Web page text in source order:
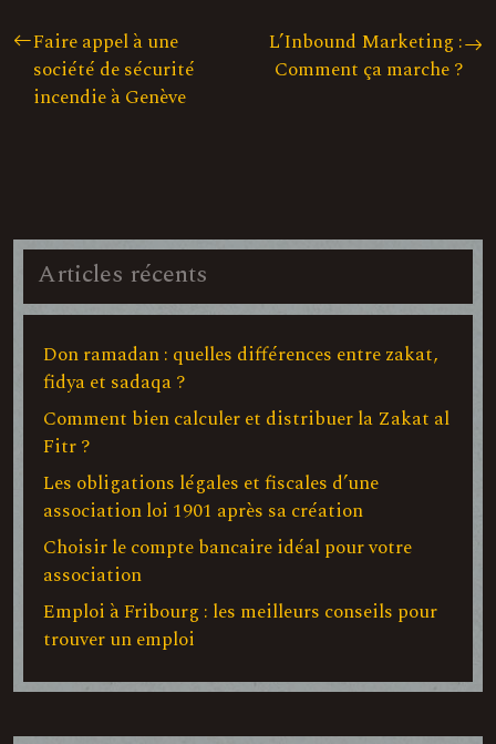
Faire appel à une
société de sécurité
incendie à Genève
L’Inbound Marketing :
Comment ça marche ?
Articles récents
Don ramadan : quelles différences entre zakat,
fidya et sadaqa ?
Comment bien calculer et distribuer la Zakat al
Fitr ?
Les obligations légales et fiscales d’une
association loi 1901 après sa création
Choisir le compte bancaire idéal pour votre
association
Emploi à Fribourg : les meilleurs conseils pour
trouver un emploi